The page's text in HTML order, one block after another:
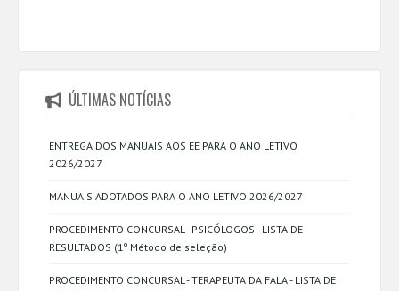
ÚLTIMAS NOTÍCIAS
ENTREGA DOS MANUAIS AOS EE PARA O ANO LETIVO
2026/2027
MANUAIS ADOTADOS PARA O ANO LETIVO 2026/2027
PROCEDIMENTO CONCURSAL - PSICÓLOGOS - LISTA DE
RESULTADOS (1º Método de seleção)
PROCEDIMENTO CONCURSAL - TERAPEUTA DA FALA - LISTA DE